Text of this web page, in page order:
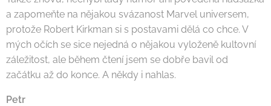
a zapomeňte na nějakou svázanost Marvel universem,
protože Robert Kirkman si s postavami dělá co chce. V
mých očích se sice nejedná o nějakou vyloženě kultovní
záležitost, ale během čtení jsem se dobře bavil od
začátku až do konce. A někdy i nahlas.
Petr